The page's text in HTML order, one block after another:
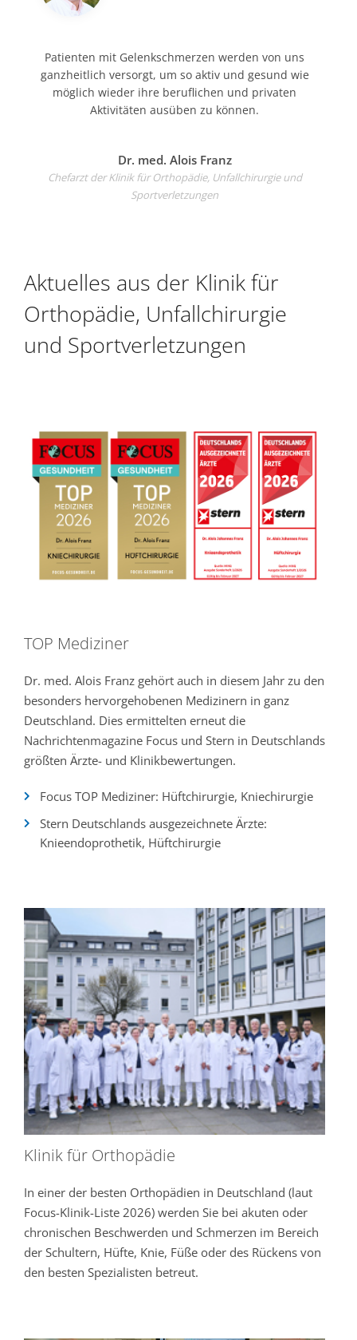
Patienten mit Gelenkschmerzen werden von uns
ganzheitlich versorgt, um so aktiv und gesund wie
möglich wieder ihre beruflichen und privaten
Aktivitäten ausüben zu können.
Dr. med. Alois Franz
Chefarzt der Klinik für Orthopädie, Unfallchirurgie und
Sportverletzungen
Aktuelles aus der Klinik für
Orthopädie, Unfallchirurgie
und Sportverletzungen
TOP Mediziner
Dr. med. Alois Franz gehört auch in diesem Jahr zu den
besonders hervorgehobenen Medizinern in ganz
Deutschland. Dies ermittelten erneut die
Nachrichtenmagazine Focus und Stern in Deutschlands
größten Ärzte- und Klinikbewertungen.
Focus TOP Mediziner: Hüftchirurgie, Kniechirurgie
Stern Deutschlands ausgezeichnete Ärzte:
Knieendoprothetik, Hüftchirurgie
Klinik für Orthopädie
In einer der besten Orthopädien in Deutschland (laut
Focus-Klinik-Liste 2026) werden Sie bei akuten oder
chronischen Beschwerden und Schmerzen im Bereich
der Schultern, Hüfte, Knie, Füße oder des Rückens von
den besten Spezialisten betreut.